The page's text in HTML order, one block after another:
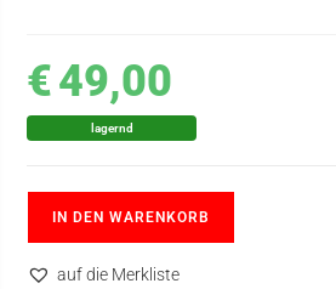
€49,00
lagernd
IN DEN WARENKORB
auf die Merkliste